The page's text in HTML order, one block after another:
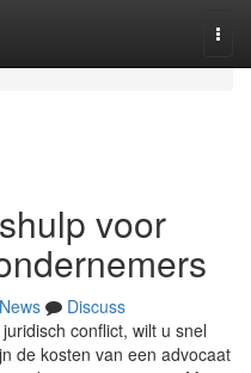
voor
News
Discuss
conflict, wilt u snel
de kosten van een advocaat